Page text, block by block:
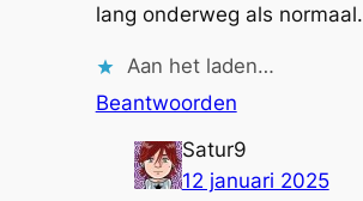
lang onderweg als normaal.
Aan het laden…
Beantwoorden
Satur9
12 januari 2025